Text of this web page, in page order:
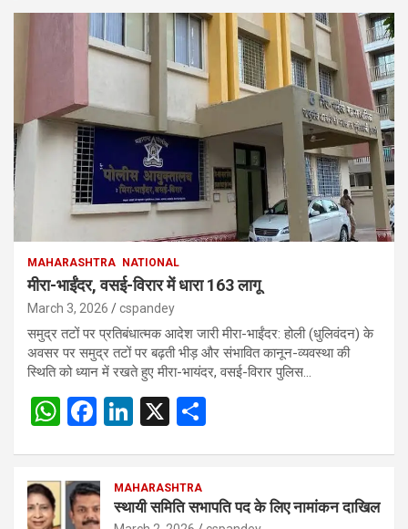
MAHARASHTRA NATIONAL
मीरा-भाईंदर, वसई-विरार में धारा 163 लागू
March 3, 2026 cspandey
समुद्र तटों पर प्रतिबंधात्मक आदेश जारी मीरा-भाईंदर: होली (धुलिवंदन) के
अवसर पर समुद्र तटों पर बढ़ती भीड़ और संभावित कानून-व्यवस्था की
स्थिति को ध्यान में रखते हुए मीरा-भायंदर, वसई-विरार पुलिस…
W
s
F
b
Li
dI
X
e
MAHARASHTRA
स्थायी समिति सभापति पद के लिए नामांकन दाखिल